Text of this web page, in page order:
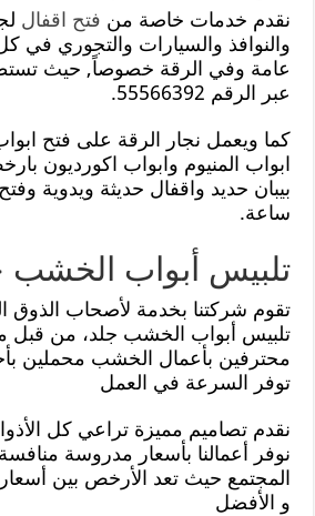
نقدم خدمات خاصة من فتح اقفال
والنوافذ والسيارات والتجوري في
عامة وفي الرقة خصوصاً, حيث
عبر الرقم 55566392.
كما ويعمل نجار الرقة على فتح
ابواب المنيوم وابواب اكورديون
ساعة.
تلبيس أبواب الخشب
تقوم شركتنا بخدمة لأصحاب الذوق
تلبيس أبواب الخشب جلد، من قبل
محترفين بأعمال الخشب محملين
توفر السرعة في العمل
نقدم تصاميم مميزة تراعي كل
نوفر أعمالنا بأسعار مدروسة
المجتمع حيث تعد الأرخص بين
و الأفضل